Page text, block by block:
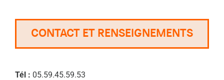
CONTACT ET RENSEIGNEMENTS
Tél : 05.59.45.59.53